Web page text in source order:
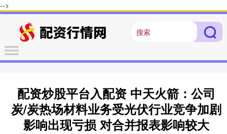
-->
配资炒股平台入配资 中天火箭：公司
炭/炭热场材料业务受光伏行业竞争加剧
影响出现亏损 对合并报表影响较大